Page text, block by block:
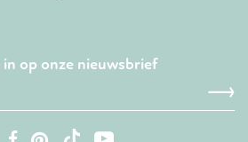
in op onze nieuwsbrief